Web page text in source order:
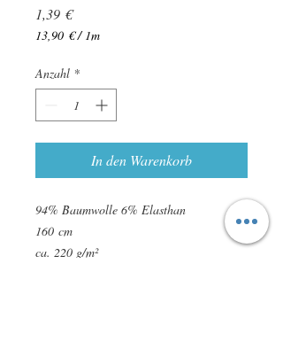
1,39 €Preis
13,90 € /1m
pro
1
Anzahl *
In den Warenkorb
94% Baumwolle 6% Elasthan
160 cm
ca. 220 g/m²